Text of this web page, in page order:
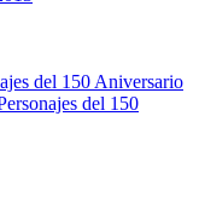
del 150 Aniversario
del 150